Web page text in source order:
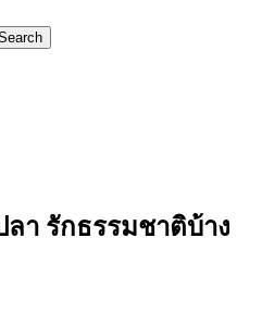
ลา รักธรรมชาติบ้าง